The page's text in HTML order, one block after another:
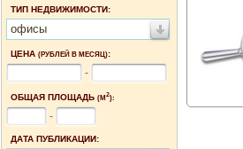
ТИП НЕДВИЖИМОСТИ:
офисы
ЦЕНА (РУБЛЕЙ В МЕСЯЦ):
-
ОБЩАЯ ПЛОЩАДЬ (М2):
-
ДАТА ПУБЛИКАЦИИ: